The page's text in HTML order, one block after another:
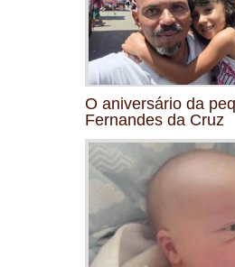
O aniversário da
Fernandes da Cruz